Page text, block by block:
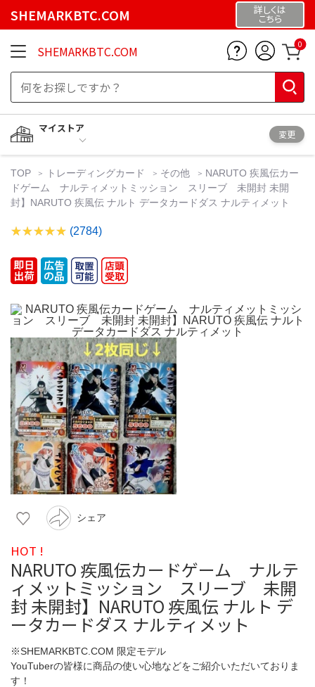
SHEMARKBTC.COM 詳しくは
こちら
SHEMARKBTC.COM 0
マイストア
変更
TOP トレーディングカード その他
NARUTO 疾風伝カー
ドゲーム ナルティメットミッション スリーブ 未開封 未開
封】NARUTO 疾風伝 ナルト データカードダス ナルティメット
(2784)
シェア
HOT !
NARUTO 疾風伝カードゲーム ナルテ
ィメットミッション スリーブ 未開
封 未開封】NARUTO 疾風伝 ナルト デ
ータカードダス ナルティメット
※SHEMARKBTC.COM 限定モデル
YouTuberの皆様に商品の使い心地などをご紹介いただいておりま
す！